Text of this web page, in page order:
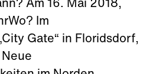
Am 16. Mai 2018,
Im
Gate“ in Floridsdorf,